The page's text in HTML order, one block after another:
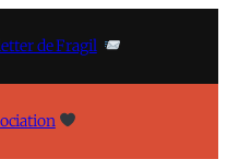
de Fragil